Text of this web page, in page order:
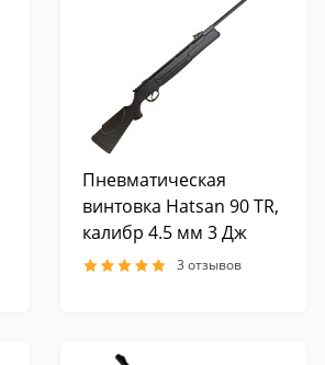
Пневматическая
винтовка Hatsan 90 TR,
калибр 4.5 мм 3 Дж
3 отзывов